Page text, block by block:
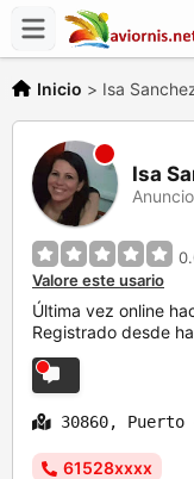
Inicio > Isa
Isa
Valore este usario
Última vez online
Registrado desde
30860, Puerto
61528xxxx